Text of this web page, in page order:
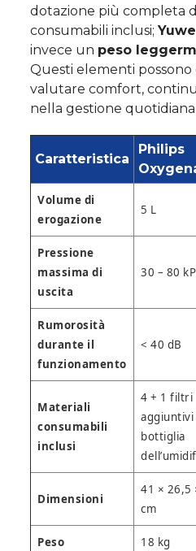
dotazione più completa
consumabili inclusi;
invece un peso
Questi elementi possono
valutare comfort,
nella gestione
Caratteristica
Philips
Volume di
erogazione
5 L
Pressione
massima di
uscita
30 – 80
Rumorosità
durante il
funzionamento
< 40 dB
Materiali
consumabili
inclusi
4 + 1 filtri
aggiuntivi
bottiglia
Dimensioni
41 × 26,5
cm
Peso 18 kg